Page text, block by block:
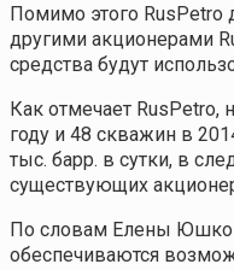
Помимо этого RusPetro
другими акционерами
средства будут
Как отмечает RusPetro,
году и 48 скважин в
тыс. барр. в сутки, в
существующих
По словам Елены
обеспечиваются